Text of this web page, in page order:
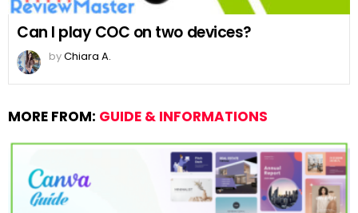
Can I play COC on two devices?
byChiara A.
MORE FROM: GUIDE & INFORMATIONS